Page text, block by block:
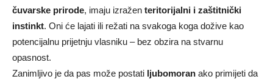
čuvarske prirode, imaju izražen teritorijalni i zaštitnički
instinkt. Oni će lajati ili režati na svakoga koga dožive kao
potencijalnu prijetnju vlasniku – bez obzira na stvarnu
opasnost.
Zanimljivo je da pas može postati ljubomoran ako primijeti da